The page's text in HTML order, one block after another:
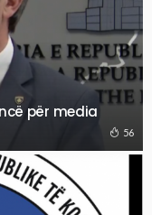
për media
56